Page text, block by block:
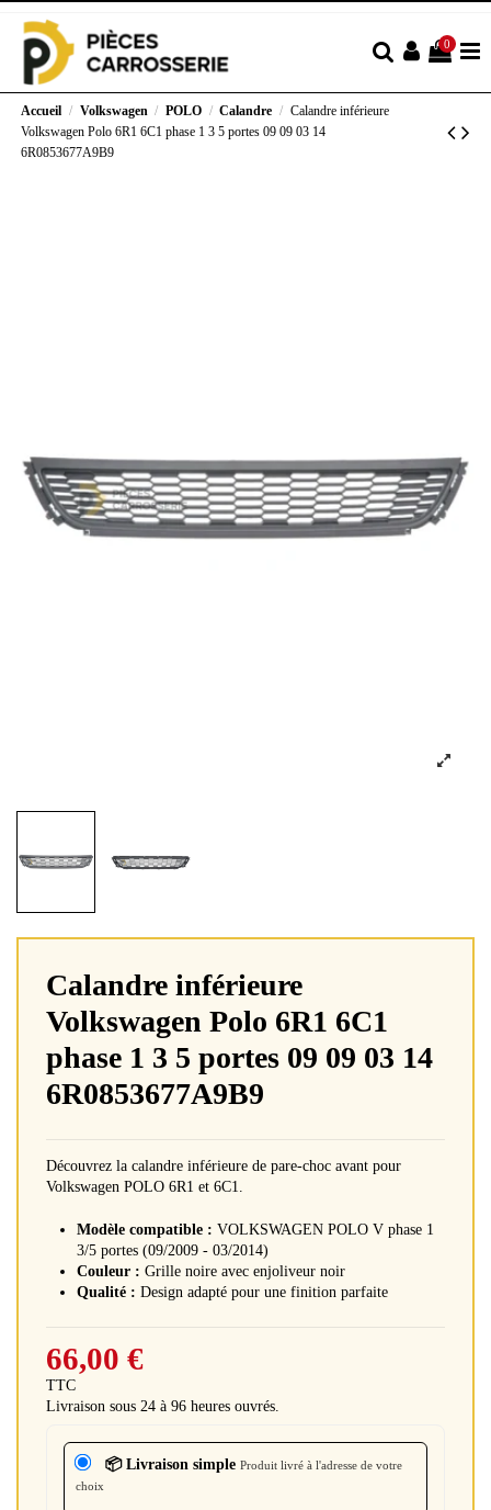
0
Accueil Volkswagen POLO Calandre
Calandre inférieure
Volkswagen Polo 6R1 6C1 phase 1 3 5 portes 09 09 03 14
6R0853677A9B9
Calandre inférieure
Volkswagen Polo 6R1 6C1
phase 1 3 5 portes 09 09 03 14
6R0853677A9B9
Découvrez la calandre inférieure de pare-choc avant pour
Volkswagen POLO 6R1 et 6C1.
Modèle compatible : VOLKSWAGEN POLO V phase 1
3/5 portes (09/2009 - 03/2014)
Couleur : Grille noire avec enjoliveur noir
Qualité : Design adapté pour une finition parfaite
66,00 €
TTC
Livraison sous 24 à 96 heures ouvrés.
📦 Livraison simple Produit livré à l'adresse de votre
choix